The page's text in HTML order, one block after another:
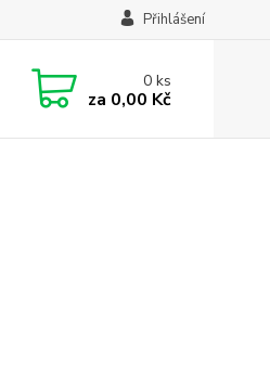
Přihlášení
0ks
za 0,00 Kč